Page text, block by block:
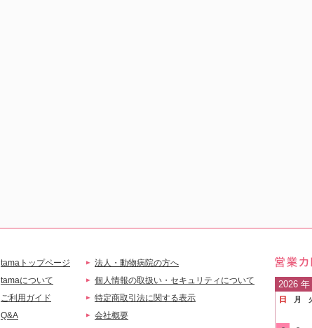
tamaトップページ
tamaについて
ご利用ガイド
Q&A
法人・動物病院の方へ
個人情報の取扱い・セキュリティについて
特定商取引法に関する表示
会社概要
営
ご
2026 年
日 月